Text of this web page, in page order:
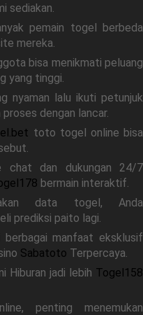
sediakan.
pemain togel berbeda
mereka.
bisa menikmati peluang
yang tinggi.
nyaman lalu ikuti petunjuk
dengan lancar.
toto togel online bisa
chat dan dukungan 24/7
bermain interaktif.
data togel, Anda
prediksi paito lagi.
manfaat eksklusif
Sabatoto Terpercaya.
Hiburan jadi lebih Togel158
penting menemukan